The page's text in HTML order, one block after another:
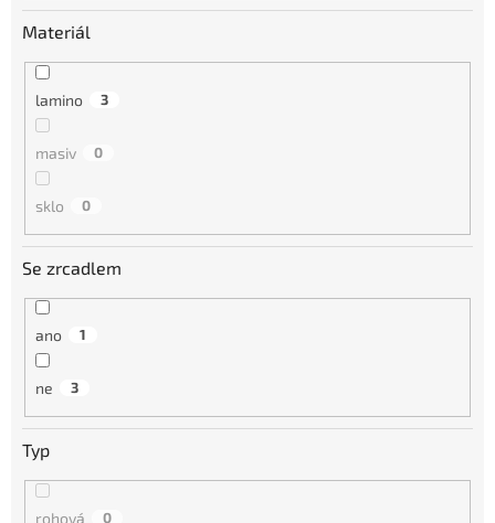
Materiál
lamino 3
masiv 0
sklo 0
Se zrcadlem
ano 1
ne 3
Typ
rohová 0